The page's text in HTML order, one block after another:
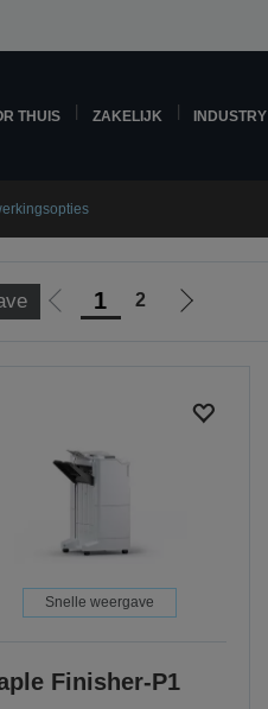
THUIS ZAKELIJK INDUSTRY
Ga 1 2
Ga
pagina
Snelle weergave
Finisher-P1